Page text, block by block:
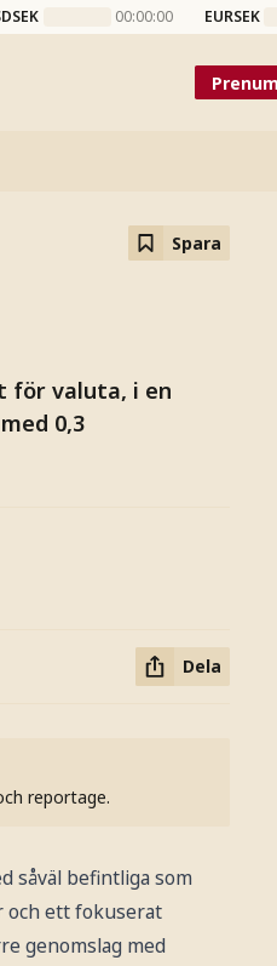
00:00:00 EURSEK
Spara
för valuta, i en
0,3
Dela
reportage.
såväl befintliga som
och ett fokuserat
genomslag med